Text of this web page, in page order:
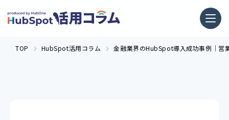
TOP HubSpot活用コラム 金融業界のHubSpot導入成功事例｜営